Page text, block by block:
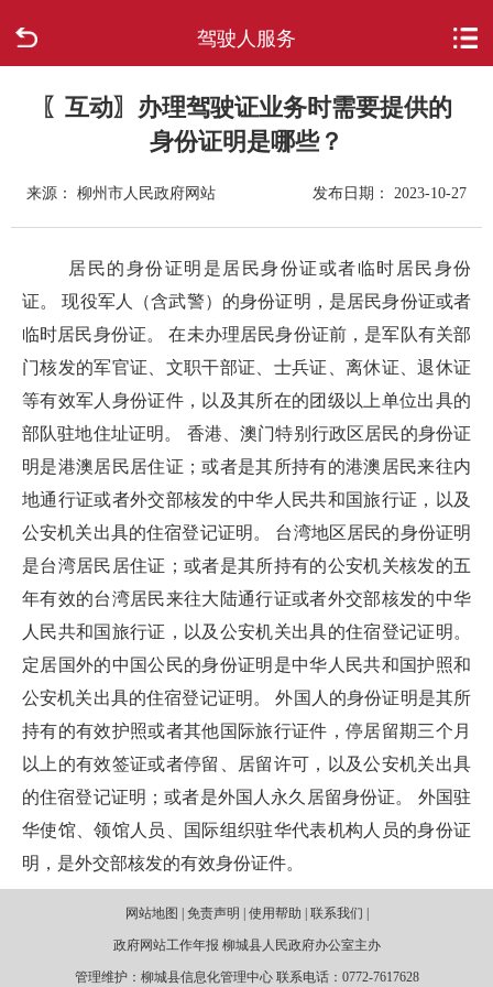
驾驶人服务
走进柳城
政府信息公开
互动回应
数据专题
〖互动〗办理驾驶证业务时需要提供的
身份证明是哪些？
来源： 柳州市人民政府网站 发布日期： 2023-10-27
居民的身份证明是居民身份证或者临时居民身份
证。 现役军人（含武警）的身份证明，是居民身份证或者
临时居民身份证。 在未办理居民身份证前，是军队有关部
门核发的军官证、文职干部证、士兵证、离休证、退休证
等有效军人身份证件，以及其所在的团级以上单位出具的
部队驻地住址证明。 香港、澳门特别行政区居民的身份证
明是港澳居民居住证；或者是其所持有的港澳居民来往内
地通行证或者外交部核发的中华人民共和国旅行证，以及
公安机关出具的住宿登记证明。 台湾地区居民的身份证明
是台湾居民居住证；或者是其所持有的公安机关核发的五
年有效的台湾居民来往大陆通行证或者外交部核发的中华
人民共和国旅行证，以及公安机关出具的住宿登记证明。
定居国外的中国公民的身份证明是中华人民共和国护照和
公安机关出具的住宿登记证明。 外国人的身份证明是其所
持有的有效护照或者其他国际旅行证件，停居留期三个月
以上的有效签证或者停留、居留许可，以及公安机关出具
的住宿登记证明；或者是外国人永久居留身份证。 外国驻
华使馆、领馆人员、国际组织驻华代表机构人员的身份证
明，是外交部核发的有效身份证件。
网站地图 | 免责声明 | 使用帮助 | 联系我们 |
政府网站工作年报 柳城县人民政府办公室主办
管理维护：柳城县信息化管理中心 联系电话：0772-7617628